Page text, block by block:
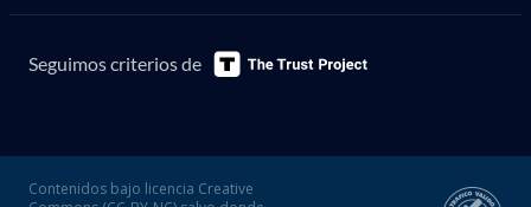
Seguimos criterios de
Contenidos bajo licencia Creative